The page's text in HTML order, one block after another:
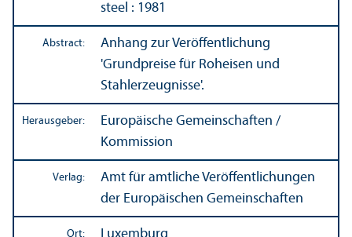
steel : 1981
Abstract:
Anhang zur Veröffentlichung
'Grundpreise für Roheisen und
Stahlerzeugnisse'.
Herausgeber:
Europäische Gemeinschaften /
Kommission
Verlag:
Amt für amtliche Veröffentlichungen
der Europäischen Gemeinschaften
Ort: